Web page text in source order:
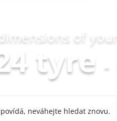
of your:
tyre -
neváhejte hledat znovu.